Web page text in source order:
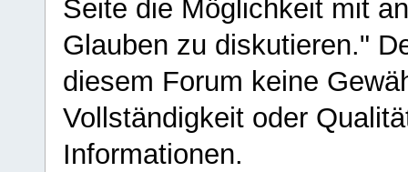
Seite die Möglichkeit mit
Glauben zu diskutieren."
diesem Forum keine
Vollständigkeit oder
Informationen.